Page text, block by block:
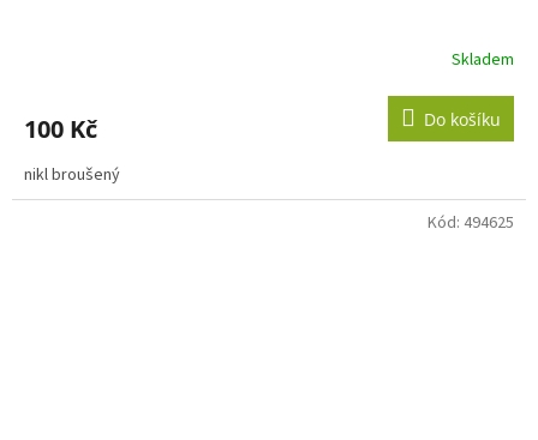
Skladem
100 Kč Do košíku
nikl broušený
Kód: 494625